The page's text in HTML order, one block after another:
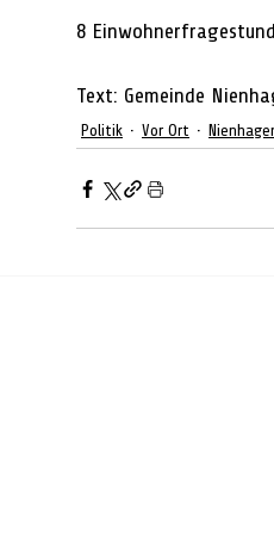
8
Text: Gemeinde
Politik Vor Ort